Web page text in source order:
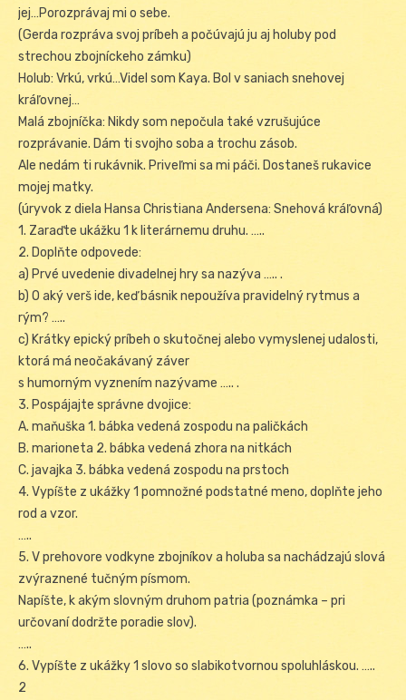
jej…Porozprávaj mi o sebe.
(Gerda rozpráva svoj príbeh a počúvajú ju aj holuby pod
strechou zbojníckeho zámku)
Holub: Vrkú, vrkú…Videl som Kaya. Bol v saniach snehovej
kráľovnej…
Malá zbojníčka: Nikdy som nepočula také vzrušujúce
rozprávanie. Dám ti svojho soba a trochu zásob.
Ale nedám ti rukávnik. Priveľmi sa mi páči. Dostaneš rukavice
mojej matky.
(úryvok z diela Hansa Christiana Andersena: Snehová kráľovná)
1. Zaraďte ukážku 1 k literárnemu druhu. …..
2. Doplňte odpovede:
a) Prvé uvedenie divadelnej hry sa nazýva ….. .
b) O aký verš ide, keď básnik nepoužíva pravidelný rytmus a
rým? …..
c) Krátky epický príbeh o skutočnej alebo vymyslenej udalosti,
ktorá má neočakávaný záver
s humorným vyznením nazývame ….. .
3. Pospájajte správne dvojice:
A. maňuška 1. bábka vedená zospodu na paličkách
B. marioneta 2. bábka vedená zhora na nitkách
C. javajka 3. bábka vedená zospodu na prstoch
4. Vypíšte z ukážky 1 pomnožné podstatné meno, doplňte jeho
rod a vzor.
…..
5. V prehovore vodkyne zbojníkov a holuba sa nachádzajú slová
zvýraznené tučným písmom.
Napíšte, k akým slovným druhom patria (poznámka – pri
určovaní dodržte poradie slov).
…..
6. Vypíšte z ukážky 1 slovo so slabikotvornou spoluhláskou. …..
2